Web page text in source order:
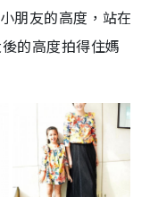
朋友的高度，站在
的高度拍得住媽